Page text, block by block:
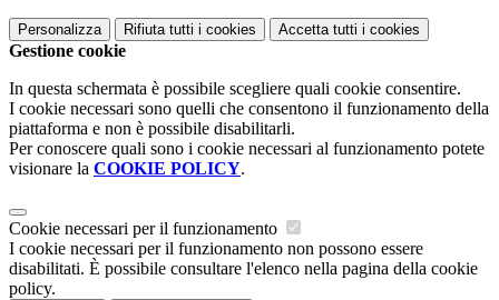
Personalizza Rifiuta tutti i cookies Accetta tutti i cookies
Gestione cookie
In questa schermata è possibile scegliere quali cookie consentire.
I cookie necessari sono quelli che consentono il funzionamento della
piattaforma e non è possibile disabilitarli.
Per conoscere quali sono i cookie necessari al funzionamento potete
visionare la COOKIE POLICY.
Cookie necessari per il funzionamento
I cookie necessari per il funzionamento non possono essere
disabilitati. È possibile consultare l'elenco nella pagina della cookie
policy.